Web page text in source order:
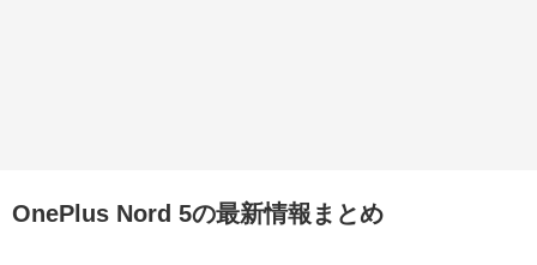
OnePlus Nord 5の最新情報まとめ